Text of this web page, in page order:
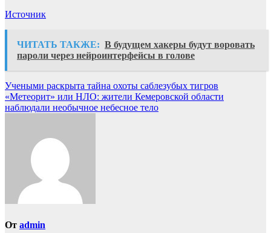
Источник
ЧИТАТЬ ТАКЖЕ: В будущем хакеры будут воровать
пароли через нейроинтерфейсы в голове
Навигация
по
Учеными раскрыта тайна охоты саблезубых тигров
«Метеорит» или НЛО: жители Кемеровской области
наблюдали необычное небесное тело
От admin